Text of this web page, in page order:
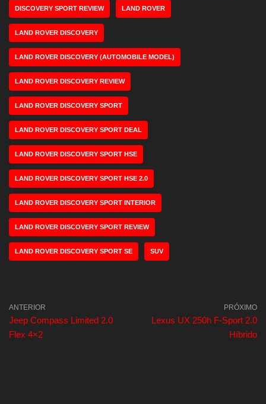
DISCOVERY SPORT REVIEW LAND ROVER
LAND ROVER DISCOVERY
LAND ROVER DISCOVERY (AUTOMOBILE MODEL)
LAND ROVER DISCOVERY REVIEW
LAND ROVER DISCOVERY SPORT
LAND ROVER DISCOVERY SPORT DEAL
LAND ROVER DISCOVERY SPORT HSE
LAND ROVER DISCOVERY SPORT HSE 2.0
LAND ROVER DISCOVERY SPORT INTERIOR
LAND ROVER DISCOVERY SPORT REVIEW
LAND ROVER DISCOVERY SPORT SE SUV
ANTERIOR
Jeep Compass Limited 2.0
Flex 4×2
PRÓXIMO
Lexus UX 250h F-Sport 2.0
Híbrido